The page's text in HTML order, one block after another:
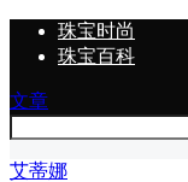
珠宝时尚
珠宝百科
文章
艾蒂娜